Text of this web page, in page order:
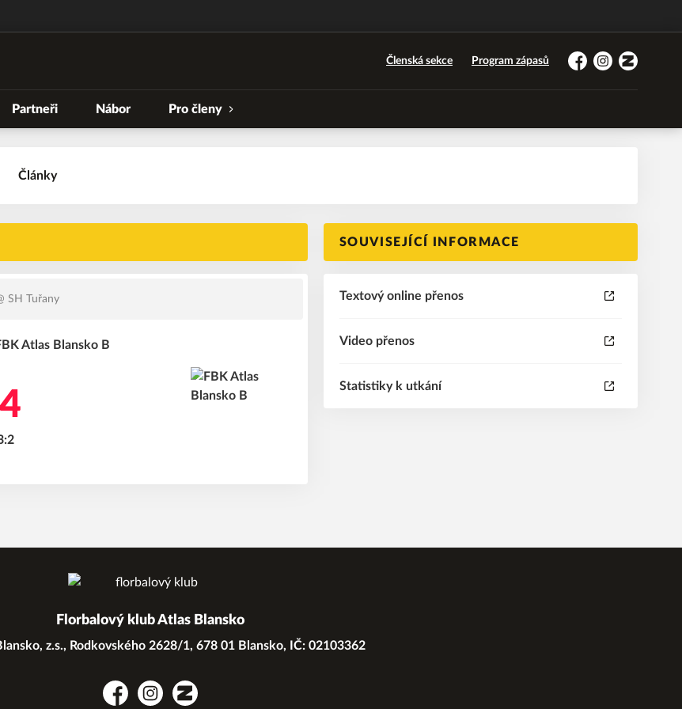
Členská sekce Program zápasů
FacebookInstagramZonerama
Partneři Nábor Pro členy
Články
SH Tuřany
Atlas Blansko B
SOUVISEJÍCÍ INFORMACE
Textový online přenos
Video přenos
Statistiky k utkání
Florbalový klub Atlas Blansko
z.s., Rodkovského 2628/1, 678 01 Blansko, IČ: 02103362
FacebookInstagramZonerama